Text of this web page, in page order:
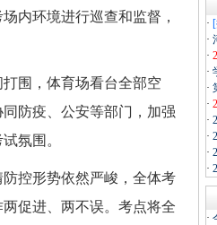
内环境进行巡查和监督，
围，体育场看台全部空
防疫、公安等部门，加强
氛围。
控形势依然严峻，全体考
促进、两不误。考点将全
·
·
·
·
·
·
·
·
·
·
·